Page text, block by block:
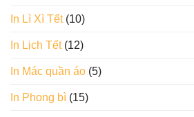
In Lì Xì Tết(10)
In Lịch Tết(12)
In Mác quần áo (5)
In Phong bì (15)